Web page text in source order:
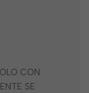
CON
SE